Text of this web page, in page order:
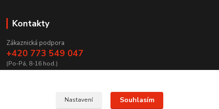
Kontakty
Zákaznická podpora
+420 773 549 047
(Po-Pá, 8-16 hod.)
Nastavení Souhlasím